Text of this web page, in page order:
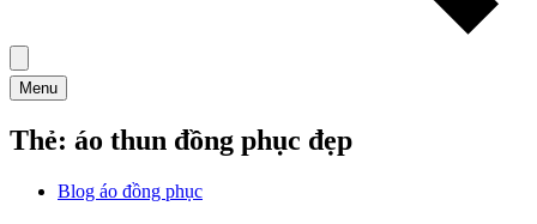
Menu
Thẻ: áo thun đồng phục đẹp
Blog áo đồng phục